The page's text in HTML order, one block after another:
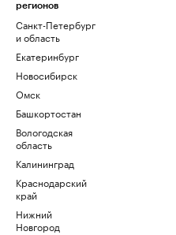
регионов
Санкт-Петербург
и область
Екатеринбург
Новосибирск
Омск
Башкортостан
Вологодская
область
Калининград
Краснодарский
край
Нижний
Новгород